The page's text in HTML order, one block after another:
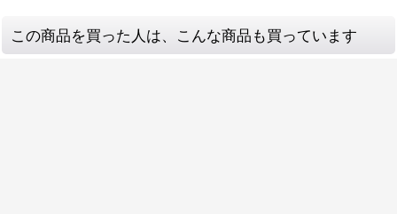
この商品を買った人は、こんな商品も買っています